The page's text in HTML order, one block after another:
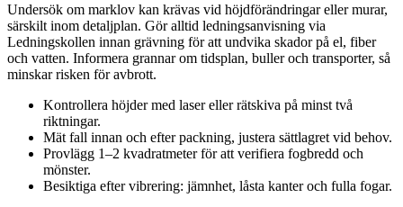
Undersök om marklov kan krävas vid höjdförändringar eller murar,
särskilt inom detaljplan. Gör alltid ledningsanvisning via
Ledningskollen innan grävning för att undvika skador på el, fiber
och vatten. Informera grannar om tidsplan, buller och transporter, så
minskar risken för avbrott.
Kontrollera höjder med laser eller rätskiva på minst två
riktningar.
Mät fall innan och efter packning, justera sättlagret vid behov.
Provlägg 1–2 kvadratmeter för att verifiera fogbredd och
mönster.
Besiktiga efter vibrering: jämnhet, låsta kanter och fulla fogar.